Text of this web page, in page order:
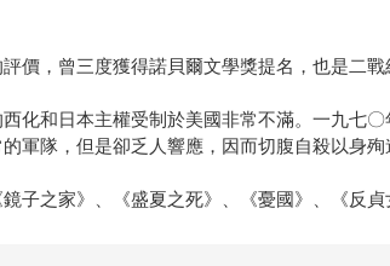
價，曾三度獲得諾貝爾文學獎提名，也是二戰
化和日本主權受制於美國非常不滿。一九七
軍隊，但是卻乏人響應，因而切腹自殺以身殉
子之家》、《盛夏之死》、《憂國》、《反貞